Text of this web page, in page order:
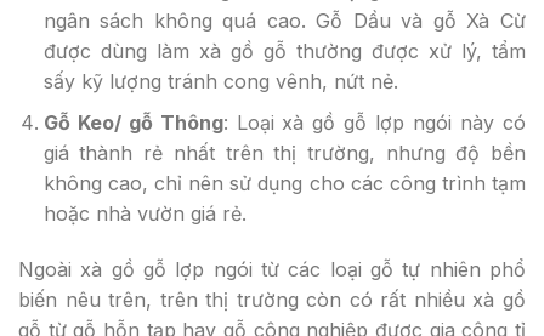
ngân sách không quá cao. Gỗ Dầu và gỗ Xà Cừ
được dùng làm xà gồ gỗ thường được xử lý, tẩm
sấy kỹ lượng tránh cong vênh, nứt nẻ.
Gỗ Keo/ gỗ Thông: Loại xà gồ gỗ lợp ngói này có
giá thành rẻ nhất trên thị trường, nhưng độ bền
không cao, chỉ nên sử dụng cho các công trình tạm
hoặc nhà vườn giá rẻ.
Ngoài xà gồ gỗ lợp ngói từ các loại gỗ tự nhiên phổ
biến nêu trên, trên thị trường còn có rất nhiều xà gồ
gỗ từ gỗ hỗn tạp hay gỗ công nghiệp được gia công tỉ